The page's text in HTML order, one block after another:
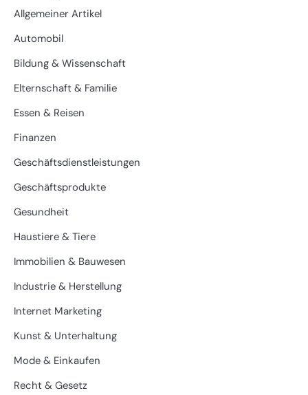
Allgemeiner Artikel
Automobil
Bildung & Wissenschaft
Elternschaft & Familie
Essen & Reisen
Finanzen
Geschäftsdienstleistungen
Geschäftsprodukte
Gesundheit
Haustiere & Tiere
Immobilien & Bauwesen
Industrie & Herstellung
Internet Marketing
Kunst & Unterhaltung
Mode & Einkaufen
Recht & Gesetz